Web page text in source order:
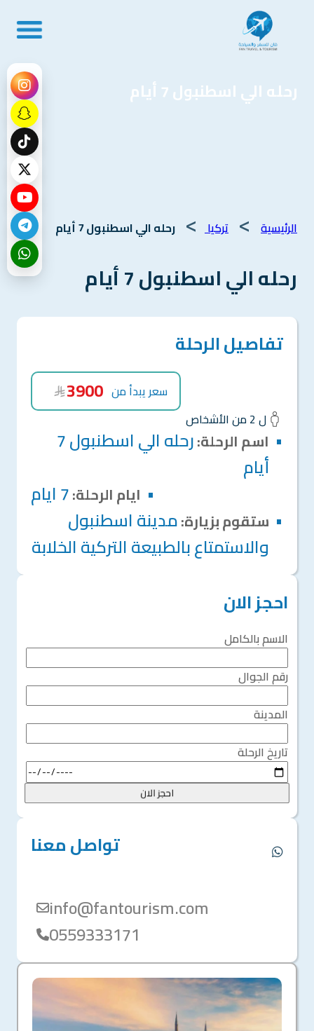
رحله الي اسطنبول 7 أيام
الرئيسية > تركيا > رحله الي اسطنبول 7 أيام
رحله الي اسطنبول 7 أيام
تفاصيل الرحلة
3900 سعر يبدأ من
ل 2 من الأشخاص
اسم الرحلة:
رحله الي اسطنبول 7
أيام
ايام الرحلة:7 ايام
ستقوم بزيارة:مدينة اسطنبول
والاستمتاع بالطبيعة التركية الخلابة
احجز الان
الاسم بالكامل
رقم الجوال
المدينة
تاريخ الرحلة
احجز الان
تواصل معنا
info@fantourism.com
0559333171